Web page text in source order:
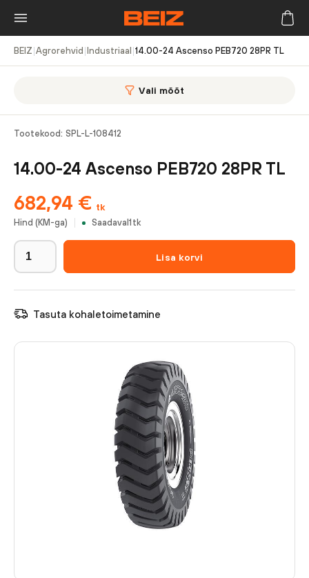
BEIZ Agrorehvid Industriaal 14.00-24 Ascenso PEB720 28PR TL
Vali mõõt
Tootekood: SPL-L-108412
14.00-24 Ascenso PEB720 28PR TL
682,94 € tk
Hind (KM-ga) Saadaval 1 tk
Lisa korvi
Tasuta kohaletoimetamine